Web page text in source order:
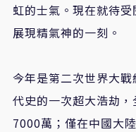
虹的士氣。現在就待
展現精氣神的一刻。
今年是第二次世界大
代史的一次超大浩劫
7000萬；僅在中國大